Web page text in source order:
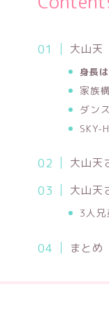
大山
身長は
家族
ダン
SKY-
大山天
大山天
3人兄
まとめ